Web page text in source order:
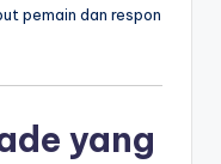
pemain dan respon
yang